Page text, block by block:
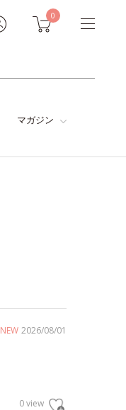
0
マガジン
NEW 2026/08/01
0 view